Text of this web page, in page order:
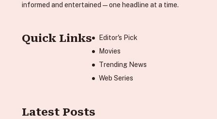
informed and entertained—one headline at a time.
Quick Links
Editor's Pick
Movies
Trending News
Web Series
Latest Posts